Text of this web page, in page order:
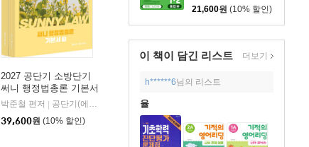
21,600원 (10% 할인)
이 책이 담긴 리스트 더보기
h******6님의 리스트
율
2027 공단기 소방단기
써니 행정법총론 기본서
박준철 편저
공단기(에스티유니타스)
39,600원 (10% 할인)